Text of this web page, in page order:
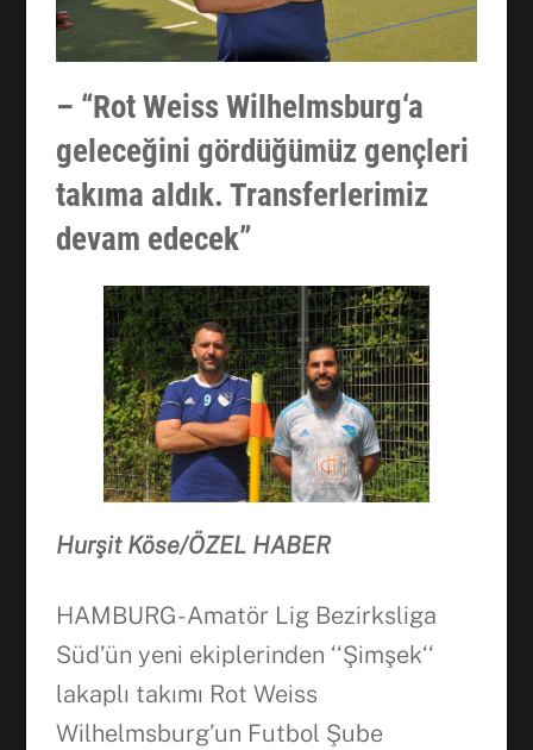
– “Rot Weiss Wilhelmsburg‘a
geleceğini gördüğümüz gençleri
takıma aldık. Transferlerimiz
devam edecek”
Hurşit Köse/ÖZEL HABER
HAMBURG- Amatör Lig Bezirksliga
Süd’ün yeni ekiplerinden ‘‘Şimşek‘‘
lakaplı takımı Rot Weiss
Wilhelmsburg’un Futbol Şube